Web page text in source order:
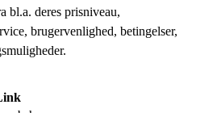
bl.a. deres prisniveau,
brugervenlighed, betingelser,